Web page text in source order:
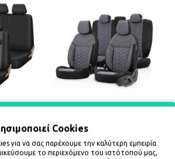
Τεμάχια
Καλύμματα Αυτοκινήτου
Universal Jacquard /
Εμπρός / Πίσω Γκρι CRB-
3404 11 Τεμάχια
Cookies
για να σας παρέχουμε την καλύτερη εμπειρία
το περιεχόμενο του ιστότοπού μας,